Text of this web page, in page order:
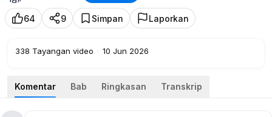
64 9 Simpan Laporkan
338 Tayangan video · 10 Jun 2026
Komentar Bab Ringkasan Transkrip